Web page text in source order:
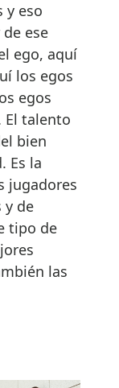
y eso
ese
ego, aquí
los egos
egos
El talento
bien
Es la
jugadores
y de
tipo de
las